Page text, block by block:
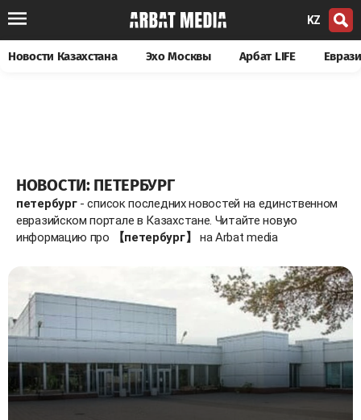
KZ
Новости Казахстана Эхо Москвы Арбат LIFE
НОВОСТИ: ПЕТЕРБУРГ
петербург- список последних новостей на единственном
евразийском портале в Казахстане. Читайте новую
информацию про
【петербург】 на Arbat media